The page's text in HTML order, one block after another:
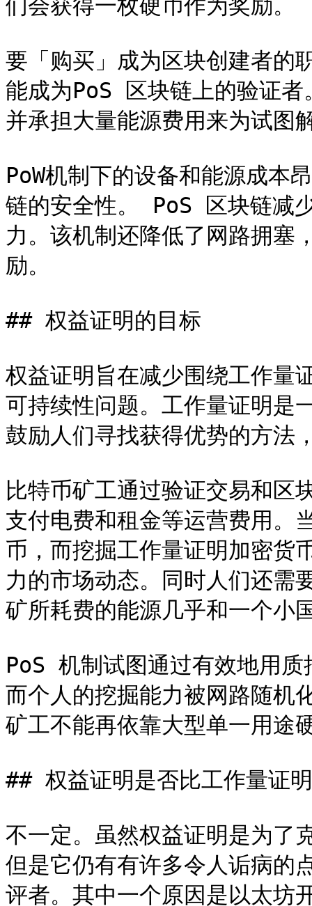
们会获得一枚硬币作为奖励。
要「购买」成为区块创建者的
能成为PoS​​ 区块链上的验证者
并承担大量能源费用来为试图
PoW机制下的设备和能源成本
链的安全性。 PoS 区块链减
力。该机制还降低了网路拥塞
励。
## 权益证明的目标
权益证明旨在减少围绕工作量
可持续性问题。工作量证明是
鼓励人们寻找获得优势的方法
比特币矿工通过验证交易和区
支付电费和租金等运营费用。
币，而挖掘工作量证明加密货
力的市场动态。同时人们还需
矿所耗费的能源几乎和一个小
PoS 机制试图通过有效地用
而个人的挖掘能力被网路随机
矿工不能再依靠大型单一用途
## 权益证明是否比工作量证
不一定。虽然权益证明是为了
但是它仍有有许多令人诟病的
评者。其中一个原因是以太坊